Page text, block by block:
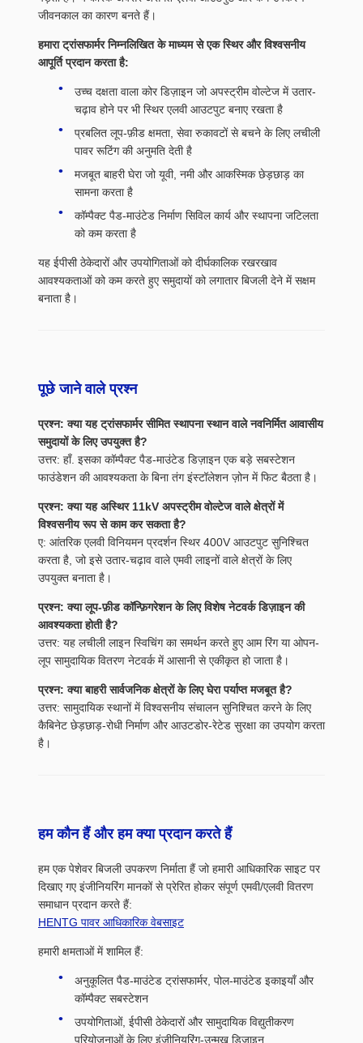
जीवनकाल का कारण बनते हैं।
हमारा ट्रांसफार्मर निम्नलिखित के माध्यम से एक स्थिर और विश्वसनीय
आपूर्ति प्रदान करता है:
उच्च दक्षता वाला कोर डिज़ाइन जो अपस्ट्रीम वोल्टेज में उतार-
चढ़ाव होने पर भी स्थिर एलवी आउटपुट बनाए रखता है
प्रबलित लूप-फ़ीड क्षमता, सेवा रुकावटों से बचने के लिए लचीली
पावर रूटिंग की अनुमति देती है
मजबूत बाहरी घेरा जो यूवी, नमी और आकस्मिक छेड़छाड़ का
सामना करता है
कॉम्पैक्ट पैड-माउंटेड निर्माण सिविल कार्य और स्थापना जटिलता
को कम करता है
यह ईपीसी ठेकेदारों और उपयोगिताओं को दीर्घकालिक रखरखाव
आवश्यकताओं को कम करते हुए समुदायों को लगातार बिजली देने में सक्षम
बनाता है।
पूछे जाने वाले प्रश्न
प्रश्न: क्या यह ट्रांसफार्मर सीमित स्थापना स्थान वाले नवनिर्मित आवासीय
समुदायों के लिए उपयुक्त है?
उत्तर: हाँ. इसका कॉम्पैक्ट पैड-माउंटेड डिज़ाइन एक बड़े सबस्टेशन
फाउंडेशन की आवश्यकता के बिना तंग इंस्टॉलेशन ज़ोन में फिट बैठता है।
प्रश्न: क्या यह अस्थिर 11kV अपस्ट्रीम वोल्टेज वाले क्षेत्रों में
विश्वसनीय रूप से काम कर सकता है?
ए: आंतरिक एलवी विनियमन प्रदर्शन स्थिर 400V आउटपुट सुनिश्चित
करता है, जो इसे उतार-चढ़ाव वाले एमवी लाइनों वाले क्षेत्रों के लिए
उपयुक्त बनाता है।
प्रश्न: क्या लूप-फ़ीड कॉन्फ़िगरेशन के लिए विशेष नेटवर्क डिज़ाइन की
आवश्यकता होती है?
उत्तर: यह लचीली लाइन स्विचिंग का समर्थन करते हुए आम रिंग या ओपन-
लूप सामुदायिक वितरण नेटवर्क में आसानी से एकीकृत हो जाता है।
प्रश्न: क्या बाहरी सार्वजनिक क्षेत्रों के लिए घेरा पर्याप्त मजबूत है?
उत्तर: सामुदायिक स्थानों में विश्वसनीय संचालन सुनिश्चित करने के लिए
कैबिनेट छेड़छाड़-रोधी निर्माण और आउटडोर-रेटेड सुरक्षा का उपयोग करता
है।
हम कौन हैं और हम क्या प्रदान करते हैं
हम एक पेशेवर बिजली उपकरण निर्माता हैं जो हमारी आधिकारिक साइट पर
दिखाए गए इंजीनियरिंग मानकों से प्रेरित होकर संपूर्ण एमवी/एलवी वितरण
समाधान प्रदान करते हैं:
HENTG पावर आधिकारिक वेबसाइट
हमारी क्षमताओं में शामिल हैं:
अनुकूलित पैड-माउंटेड ट्रांसफार्मर, पोल-माउंटेड इकाइयाँ और
कॉम्पैक्ट सबस्टेशन
उपयोगिताओं, ईपीसी ठेकेदारों और सामुदायिक विद्युतीकरण
परियोजनाओं के लिए इंजीनियरिंग-उन्मुख डिजाइन